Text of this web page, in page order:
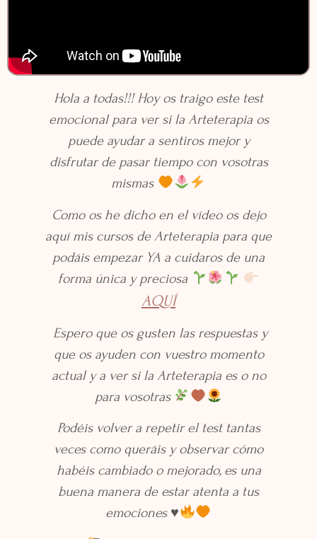
Hola a todas!!! Hoy os traigo este test
emocional para ver si la Arteterapia os
puede ayudar a sentiros mejor y
disfrutar de pasar tiempo con vosotras
mismas
Como os he dicho en el vídeo os dejo
aquí mis cursos de Arteterapia para que
podáis empezar YA a cuidaros de una
forma única y preciosa
AQUÍ
Espero que os gusten las respuestas y
que os ayuden con vuestro momento
actual y a ver si la Arteterapia es o no
para vosotras
Podéis volver a repetir el test tantas
veces como queráis y observar cómo
habéis cambiado o mejorado, es una
buena manera de estar atenta a tus
emociones ♥️